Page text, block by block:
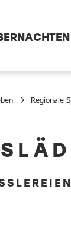
Regionale